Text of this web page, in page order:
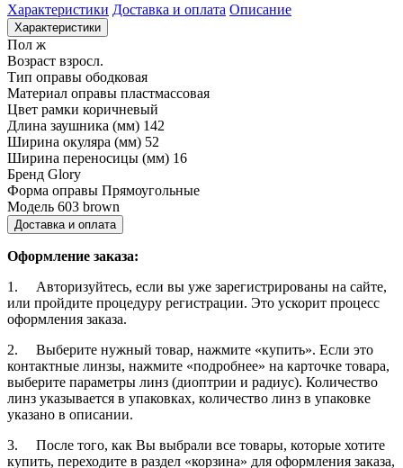
Характеристики Доставка и оплата Описание
Характеристики
Пол ж
Возраст взросл.
Тип оправы ободковая
Материал оправы пластмассовая
Цвет рамки коричневый
Длина заушника (мм) 142
Ширина окуляра (мм) 52
Ширина переносицы (мм) 16
Бренд Glory
Форма оправы Прямоугольные
Модель 603 brown
Доставка и оплата
Оформление заказа:
1. Авторизуйтесь, если вы уже зарегистрированы на сайте,
или пройдите процедуру регистрации. Это ускорит процесс
оформления заказа.
2. Выберите нужный товар, нажмите «купить». Если это
контактные линзы, нажмите «подробнее» на карточке товара,
выберите параметры линз (диоптрии и радиус). Количество
линз указывается в упаковках, количество линз в упаковке
указано в описании.
3. После того, как Вы выбрали все товары, которые хотите
купить, переходите в раздел «корзина» для оформления заказа,